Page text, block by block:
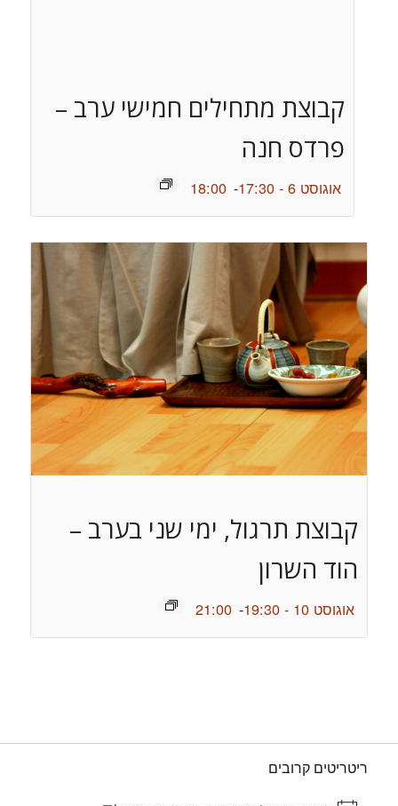
קבוצת מתחילים חמישי ערב –
פרדס חנה
אוגוסט 6 - 17:30 -
18:00
קבוצת תרגול, ימי שני בערב –
הוד השרון
אוגוסט 10 - 19:30 -
21:00
ריטריטים קרובים